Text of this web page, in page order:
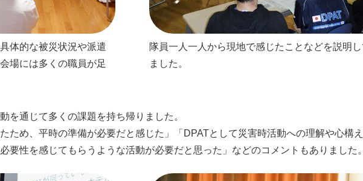
体的な被災状況や派遣
場には多くの職員が足
隊員一人一人から現地で感じたことなどを説明
ました。
を通じて多くの課題を持ち帰りました。
ため、平時の準備が必要だと感じた」「DPATとして災害時活動への理解や心構
要性を感じてもらうような活動が必要だと思った」などのコメントもありました。